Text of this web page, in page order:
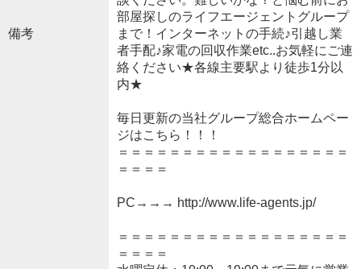
備考
部屋探しのライフエージェントグループ
まで！インターネットの手続♪引越し業
者手配♪家電の回収作業etc..お気軽にご連
絡ください★各線主要駅より徒歩1分以
内★
毎日更新の当社グループ総合ホームペー
ジはこちら！！！
＝＝＝＝＝＝＝＝＝＝＝＝＝＝＝＝＝＝
＝＝＝＝
PC→→→ http://www.life-agents.jp/
＝＝＝＝＝＝＝＝＝＝＝＝＝＝＝＝＝＝
＝＝＝＝